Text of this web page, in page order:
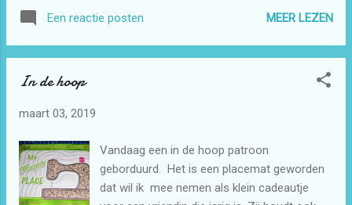
vrachtwagens zijn geborduurd met de
borduurmachine. Ik wou eens een echte
Een reactie posten MEER LEZEN
In de hoop
maart 03, 2019
Vandaag een in de hoop patroon
geborduurd. Het is een placemat geworden
dat wil ik mee nemen als klein cadeautje